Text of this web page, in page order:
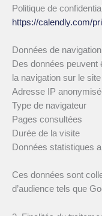
Politique de
https://calendly.com/
Données de navigation
Des données peuvent
la navigation sur le site
Adresse IP
Type de navigateur
Pages consultées
Durée de la visite
Données statistiques
Ces données sont
d’audience tels que